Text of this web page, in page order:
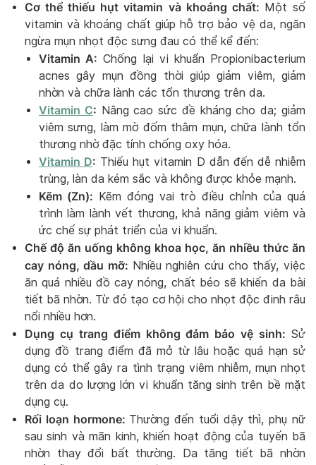
Cơ thể thiếu hụt vitamin và khoáng chất: Một số
vitamin và khoáng chất giúp hỗ trợ bảo vệ da, ngăn
ngừa mụn nhọt độc sưng đau có thể kể đến:
Vitamin A: Chống lại vi khuẩn Propionibacterium
acnes gây mụn đồng thời giúp giảm viêm, giảm
nhờn và chữa lành các tổn thương trên da.
Vitamin C: Nâng cao sức đề kháng cho da; giảm
viêm sưng, làm mờ đốm thâm mụn, chữa lành tổn
thương nhờ đặc tính chống oxy hóa.
Vitamin D: Thiếu hụt vitamin D dẫn đến dễ nhiễm
trùng, làn da kém sắc và không được khỏe mạnh.
Kẽm (Zn): Kẽm đóng vai trò điều chỉnh của quá
trình làm lành vết thương, khả năng giảm viêm và
ức chế sự phát triển của vi khuẩn.
Chế độ ăn uống không khoa học, ăn nhiều thức ăn
cay nóng, dầu mỡ: Nhiều nghiên cứu cho thấy, việc
ăn quá nhiều đồ cay nóng, chất béo sẽ khiến da bài
tiết bã nhờn. Từ đó tạo cơ hội cho nhọt độc đinh râu
nổi nhiều hơn.
Dụng cụ trang điểm không đảm bảo vệ sinh: Sử
dụng đồ trang điểm đã mở từ lâu hoặc quá hạn sử
dụng có thể gây ra tình trạng viêm nhiễm, mụn nhọt
trên da do lượng lớn vi khuẩn tăng sinh trên bề mặt
dụng cụ.
Rối loạn hormone: Thường đến tuổi dậy thì, phụ nữ
sau sinh và mãn kinh, khiến hoạt động của tuyến bã
nhờn thay đổi bất thường. Da tăng tiết bã nhờn